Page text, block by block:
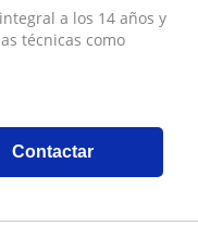
a los 14 años y
técnicas como
Contactar